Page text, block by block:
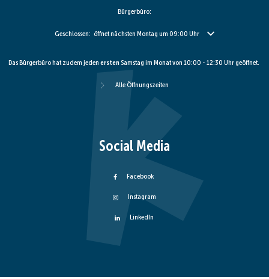
Bürgerbüro:
Klicken, um weitere Öffnungs- oder Schließzeiten auszublenden
Geschlossen: öffnet nächsten Montag um 09:00 Uhr
Das Bürgerbüro hat zudem jeden erstenSamstag im Monat von 10:00 - 12:30 Uhr geöffnet.
Alle Öffnungszeiten
Social Media
Facebook
Instagram
LinkedIn